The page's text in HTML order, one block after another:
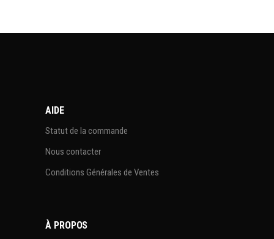
AIDE
Statut de la commande
Nous contacter
Conditions Générales de Ventes
À PROPOS